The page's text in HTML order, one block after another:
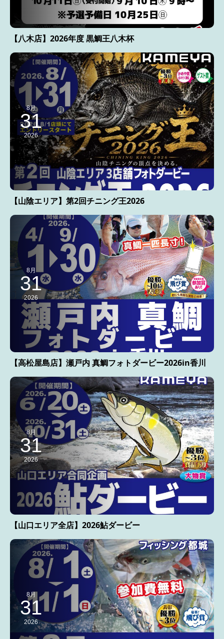
【八木店】2026年度 黒鯛王八木杯
8月
31
2026
【山陰エリア】第2回チニング王2026
8月
31
2026
【高松屋島店】瀬戸内 真鯛フォトダービー2026in香川
8月
31
2026
【山口エリア全店】2026鮎ダービー
8月
31
2026